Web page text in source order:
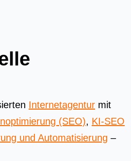
Internetagentur mit
(SEO), KI-SEO
und Automatisierung –